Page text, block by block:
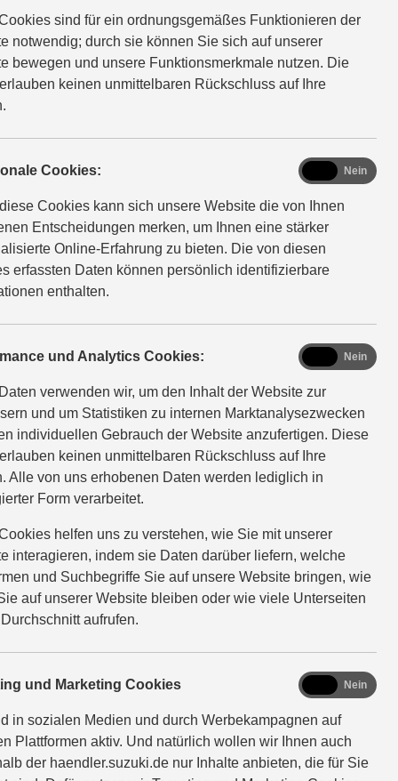
sind für ein ordnungsgemäßes Funktionieren der
notwendig; durch sie können Sie sich auf unserer
bewegen und unsere Funktionsmerkmale nutzen. Die
keinen unmittelbaren Rückschluss auf Ihre
Cookies:
Cookies kann sich unsere Website die von Ihnen
Entscheidungen merken, um Ihnen eine stärker
Online-Erfahrung zu bieten. Die von diesen
erfassten Daten können persönlich identifizierbare
enthalten.
functional
Nein
und Analytics Cookies:
verwenden wir, um den Inhalt der Website zur
und um Statistiken zu internen Marktanalysezwecken
individuellen Gebrauch der Website anzufertigen. Diese
keinen unmittelbaren Rückschluss auf Ihre
Alle von uns erhobenen Daten werden lediglich in
Form verarbeitet.
helfen uns zu verstehen, wie Sie mit unserer
interagieren, indem sie Daten darüber liefern, welche
und Suchbegriffe Sie auf unsere Website bringen, wie
auf unserer Website bleiben oder wie viele Unterseiten
aufrufen.
analyticsNein
und Marketing Cookies
in sozialen Medien und durch Werbekampagnen auf
Plattformen aktiv. Und natürlich wollen wir Ihnen auch
der haendler.suzuki.de nur Inhalte anbieten, die für Sie
marketing
Nein
und digitaler Konnektivität finden sie auch jedes Ziel.
99 g/km; CO₂-Klasse: C
Verbrauch im